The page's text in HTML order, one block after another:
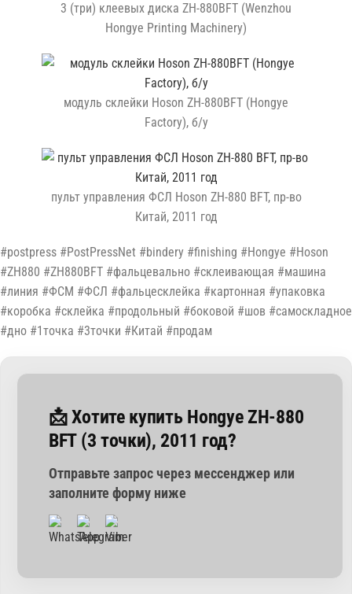
3 (три) клеевых диска ZH-880BFT (Wenzhou
Hongye Printing Machinery)
модуль склейки Hoson ZH-880BFT (Hongye
Factory), б/у
пульт управления ФСЛ Hoson ZH-880 BFT, пр-во
Китай, 2011 год
#postpress #PostPressNet #bindery #finishing #Hongye #Hoson
#ZH880 #ZH880BFT #фальцевально #склеивающая #машина
#линия #ФСМ #ФСЛ #фальцесклейка #картонная #упаковка
#коробка #склейка #продольный #боковой #шов #самоскладное
#дно #1точка #3точки #Китай #продам
📩 Хотите купить Hongye ZH-880
BFT (3 точки), 2011 год?
Отправьте запрос через мессенджер или
заполните форму ниже